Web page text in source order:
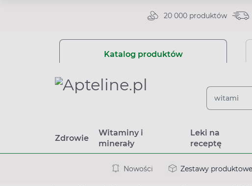
20 000 produktów
Katalog produktów
Zdrowie
Witaminy i
minerały
Leki na
receptę
Nowości Zestawy produktowe